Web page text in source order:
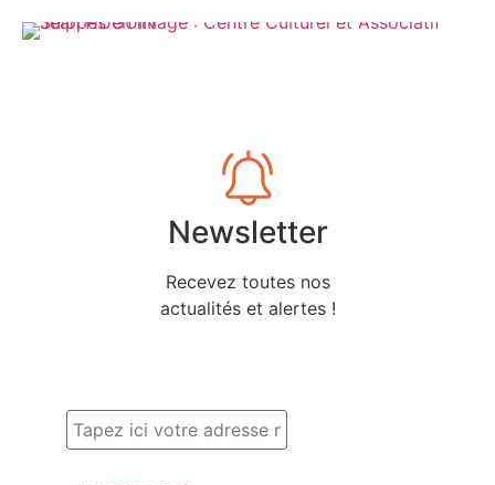
Newsletter
Recevez toutes nos
actualités et alertes !